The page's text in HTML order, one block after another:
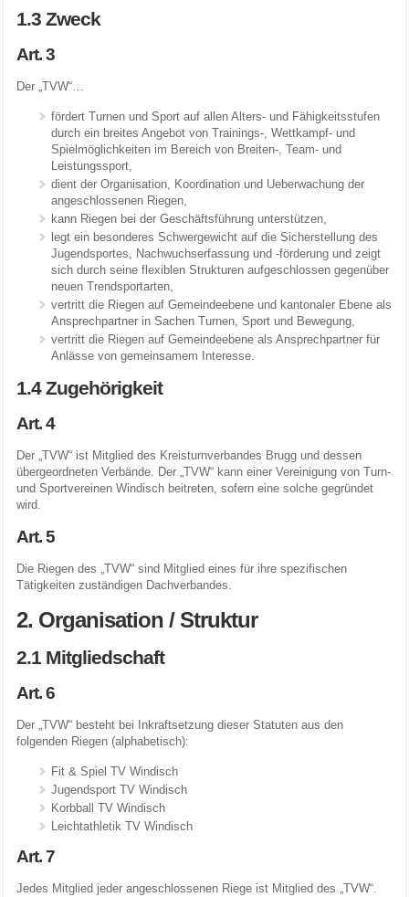
1.3 Zweck
Art. 3
Der „TVW“…
fördert Turnen und Sport auf allen Alters- und Fähigkeitsstufen
durch ein breites Angebot von Trainings-, Wettkampf- und
Spielmöglichkeiten im Bereich von Breiten-, Team- und
Leistungssport,
dient der Organisation, Koordination und Ueberwachung der
angeschlossenen Riegen,
kann Riegen bei der Geschäftsführung unterstützen,
legt ein besonderes Schwergewicht auf die Sicherstellung des
Jugendsportes, Nachwuchserfassung und -förderung und zeigt
sich durch seine flexiblen Strukturen aufgeschlossen gegenüber
neuen Trendsportarten,
vertritt die Riegen auf Gemeindeebene und kantonaler Ebene als
Ansprechpartner in Sachen Turnen, Sport und Bewegung,
vertritt die Riegen auf Gemeindeebene als Ansprechpartner für
Anlässe von gemeinsamem Interesse.
1.4 Zugehörigkeit
Art. 4
Der „TVW“ ist Mitglied des Kreisturnverbandes Brugg und dessen
übergeordneten Verbände. Der „TVW“ kann einer Vereinigung von Turn-
und Sportvereinen Windisch beitreten, sofern eine solche gegründet
wird.
Art. 5
Die Riegen des „TVW“ sind Mitglied eines für ihre spezifischen
Tätigkeiten zuständigen Dachverbandes.
2. Organisation / Struktur
2.1 Mitgliedschaft
Art. 6
Der „TVW“ besteht bei Inkraftsetzung dieser Statuten aus den
folgenden Riegen (alphabetisch):
Fit & Spiel TV Windisch
Jugendsport TV Windisch
Korbball TV Windisch
Leichtathletik TV Windisch
Art. 7
Jedes Mitglied jeder angeschlossenen Riege ist Mitglied des „TVW“.